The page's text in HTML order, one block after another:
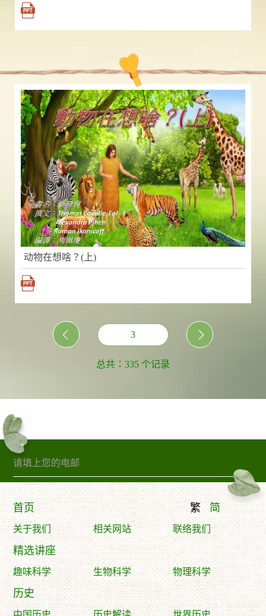
动物在想啥？(上)
3
总共：335 个记录
订阅精句
首页 简
繁
关于我们 相关网站 联络我们
精选讲座
趣味科学 生物科学 物理科学
历史